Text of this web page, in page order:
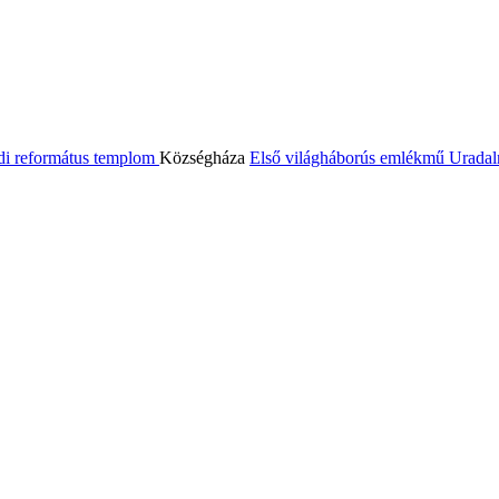
református templom Községháza Első világháborús emlékmű